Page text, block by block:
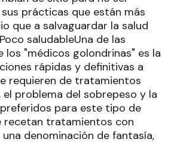
prácticas que están más
que a salvaguardar la salud
saludableUna de las
"médicos golondrinas" es la
rápidas y definitivas a
requieren de tratamientos
el problema del sobrepeso y la
para este tipo de
recetan tratamientos con
denominación de fantasía,